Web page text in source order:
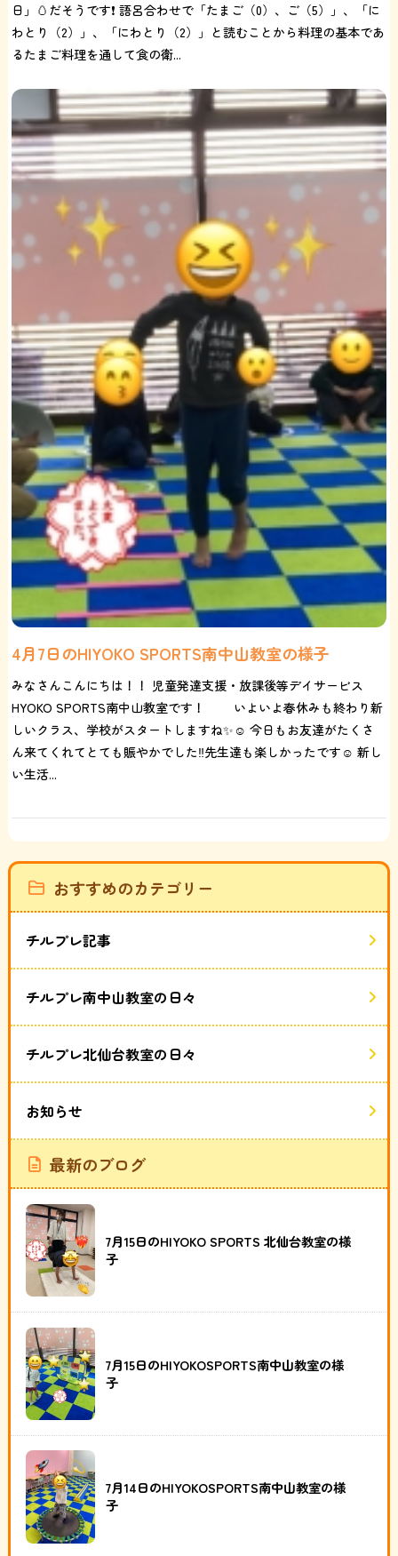
日」🥚だそうです❗️ 語呂合わせで「たまご（0）、ご（5）」、「に
わとり（2）」、「にわとり（2）」と読むことから料理の基本であ
るたまご料理を通して食の衛...
4月7日のHIYOKO SPORTS南中山教室の様子
みなさんこんにちは！！ 児童発達支援・放課後等デイサービス
HYOKO SPORTS南中山教室です！ いよいよ春休みも終わり新
しいクラス、学校がスタートしますね✨☺️ 今日もお友達がたくさ
ん来てくれてとても賑やかでした‼️先生達も楽しかったです☺️ 新し
い生活...
おすすめのカテゴリー
チルプレ記事
チルプレ南中山教室の日々
チルプレ北仙台教室の日々
お知らせ
最新のブログ
7月15日のHIYOKO SPORTS 北仙台教室の様
子
7月15日のHIYOKOSPORTS南中山教室の様
子
7月14日のHIYOKOSPORTS南中山教室の様
子